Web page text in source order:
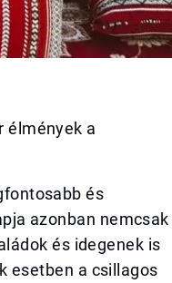
élmények a
és
azonban nemcsak
és idegenek is
esetben a csillagos